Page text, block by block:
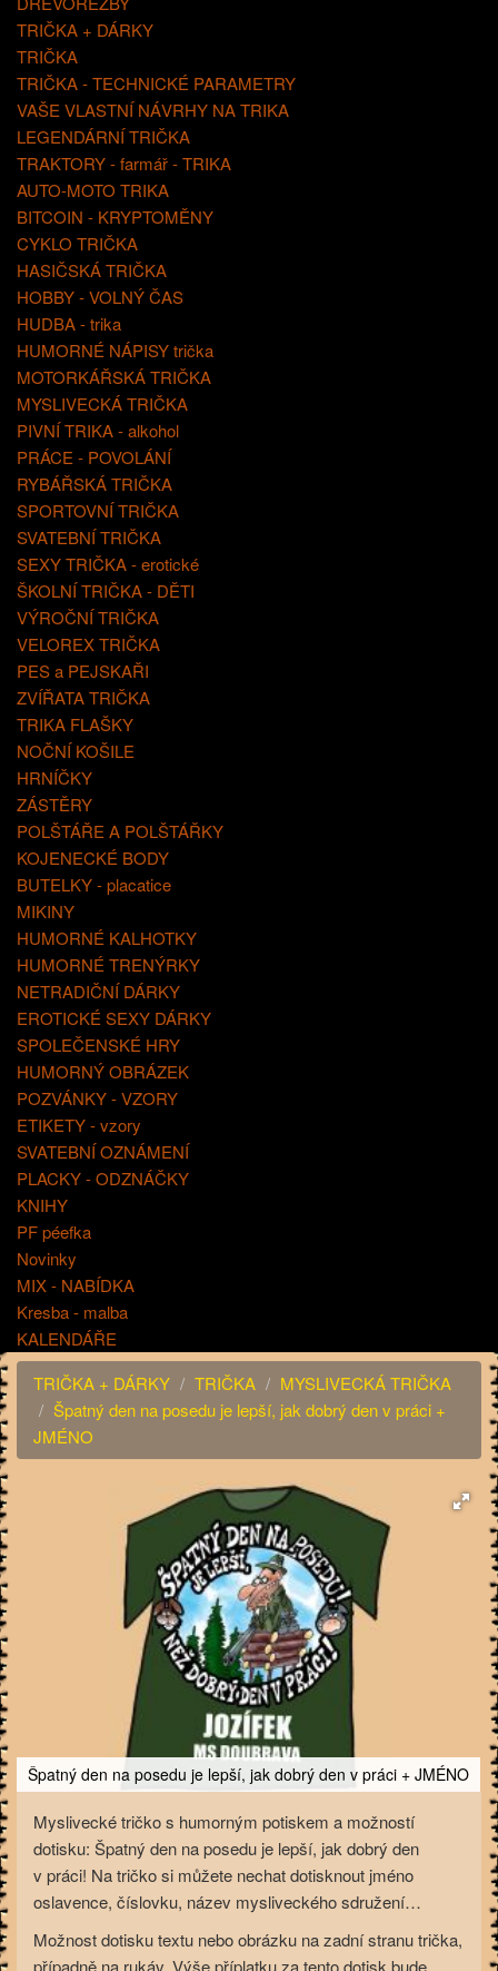
TRIČKA + DÁRKY
TRIČKA
TRIČKA - TECHNICKÉ PARAMETRY
VAŠE VLASTNÍ NÁVRHY NA TRIKA
LEGENDÁRNÍ TRIČKA
TRAKTORY - farmář - TRIKA
AUTO-MOTO TRIKA
BITCOIN - KRYPTOMĚNY
CYKLO TRIČKA
HASIČSKÁ TRIČKA
HOBBY - VOLNÝ ČAS
HUDBA - trika
HUMORNÉ NÁPISY trička
MOTORKÁŘSKÁ TRIČKA
MYSLIVECKÁ TRIČKA
PIVNÍ TRIKA - alkohol
PRÁCE - POVOLÁNÍ
RYBÁŘSKÁ TRIČKA
SPORTOVNÍ TRIČKA
SVATEBNÍ TRIČKA
SEXY TRIČKA - erotické
ŠKOLNÍ TRIČKA - DĚTI
VÝROČNÍ TRIČKA
VELOREX TRIČKA
PES a PEJSKAŘI
ZVÍŘATA TRIČKA
TRIKA FLAŠKY
NOČNÍ KOŠILE
HRNÍČKY
ZÁSTĚRY
POLŠTÁŘE A POLŠTÁŘKY
KOJENECKÉ BODY
BUTELKY - placatice
MIKINY
HUMORNÉ KALHOTKY
HUMORNÉ TRENÝRKY
NETRADIČNÍ DÁRKY
EROTICKÉ SEXY DÁRKY
SPOLEČENSKÉ HRY
HUMORNÝ OBRÁZEK
POZVÁNKY - VZORY
ETIKETY - vzory
SVATEBNÍ OZNÁMENÍ
PLACKY - ODZNÁČKY
KNIHY
PF péefka
Novinky
MIX - NABÍDKA
Kresba - malba
KALENDÁŘE
TRIČKA + DÁRKY
TRIČKA
MYSLIVECKÁ TRIČKA
Špatný den na posedu je lepší, jak dobrý den v práci +
JMÉNO
Špatný den na posedu je lepší, jak dobrý den v práci + JMÉNO
Myslivecké tričko s humorným potiskem a možností
dotisku: Špatný den na posedu je lepší, jak dobrý den
v práci! Na tričko si můžete nechat dotisknout jméno
oslavence, číslovku, název mysliveckého sdružení…
Možnost dotisku textu nebo obrázku na zadní stranu trička,
případně na rukáv. Výše příplatku za tento dotisk bude